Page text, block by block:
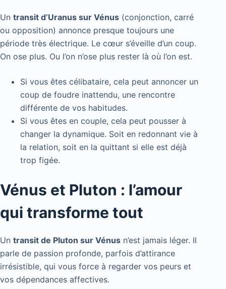
Un transit d’Uranus sur Vénus (conjonction, carré
ou opposition) annonce presque toujours une
période très électrique. Le cœur s’éveille d’un coup.
On ose plus. Ou l’on n’ose plus rester là où l’on est.
Si vous êtes célibataire, cela peut annoncer un
coup de foudre inattendu, une rencontre
différente de vos habitudes.
Si vous êtes en couple, cela peut pousser à
changer la dynamique. Soit en redonnant vie à
la relation, soit en la quittant si elle est déjà
trop figée.
Vénus et Pluton : l’amour
qui transforme tout
Un transit de Pluton sur Vénus n’est jamais léger. Il
parle de passion profonde, parfois d’attirance
irrésistible, qui vous force à regarder vos peurs et
vos dépendances affectives.